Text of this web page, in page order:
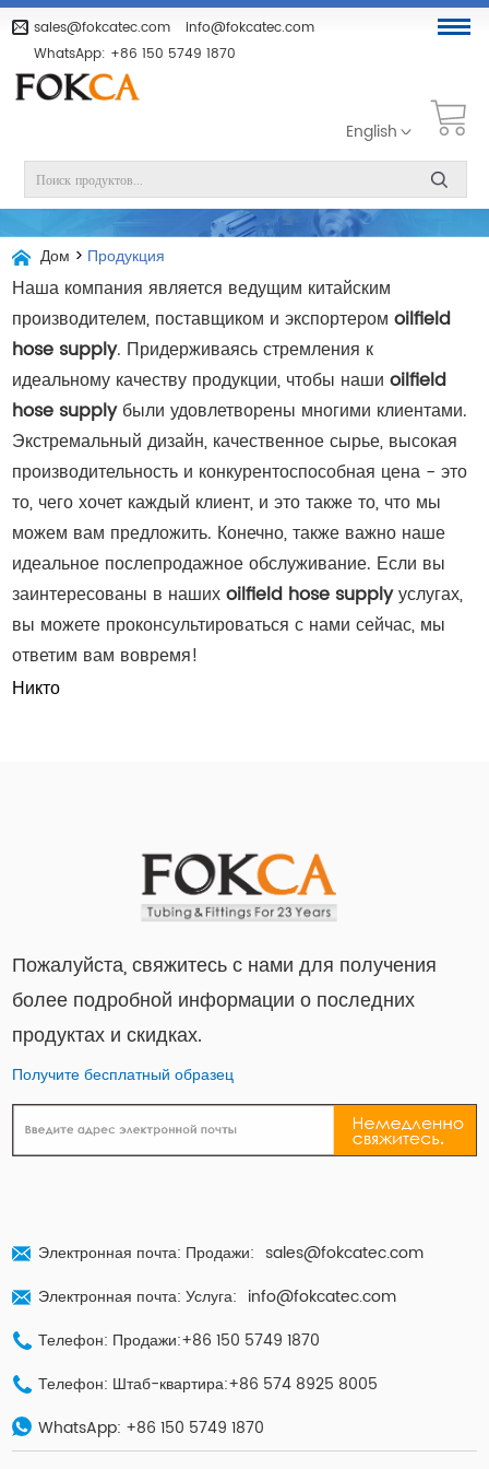
sales@fokcatec.com
info@fokcatec.com
WhatsApp: +86 150 5749 1870
English
Дом > Продукция
Наша компания является ведущим китайским
производителем, поставщиком и экспортеромoilfield
hose supply. Придерживаясь стремления к
идеальному качеству продукции, чтобы нашиoilfield
hose supplyбыли удовлетворены многими клиентами.
Экстремальный дизайн, качественное сырье, высокая
производительность и конкурентоспособная цена - это
то, чего хочет каждый клиент, и это также то, что мы
можем вам предложить. Конечно, также важно наше
идеальное послепродажное обслуживание. Если вы
заинтересованы в нашихoilfield hose supplyуслугах,
вы можете проконсультироваться с нами сейчас, мы
ответим вам вовремя!
Никто
Пожалуйста, свяжитесь с нами для получения
более подробной информации о последних
продуктах и ​​скидках.
Получите бесплатный образец
Электронная почта: Продажи: sales@fokcatec.com
Электронная почта: Услуга: info@fokcatec.com
Телефон: Продажи:+86 150 5749 1870
Телефон: Штаб-квартира:+86 574 8925 8005
WhatsApp: +86 150 5749 1870